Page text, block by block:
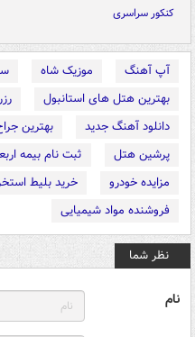
کنکور سراسری
آپ آهنگ موزیک شاه
بهترین هتل های استانبول
دانلود آهنگ جدید
بهترین
پرشین هتل
ثبت نام بیمه
مزایده خودرو
خرید بلیط
فروشنده مواد شیمیایی
نظر شما
نام